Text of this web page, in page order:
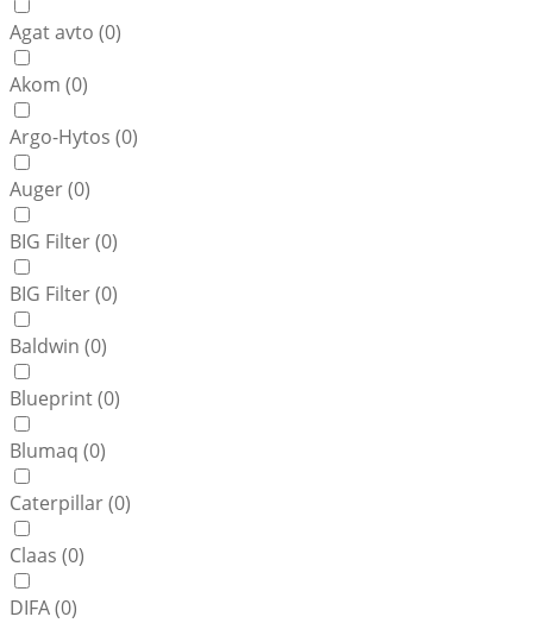
Agat avto (0)
Akom (0)
Argo-Hytos (0)
Auger (0)
BIG Filter (0)
BIG Filter (0)
Baldwin (0)
Blueprint (0)
Blumaq (0)
Caterpillar (0)
Claas (0)
DIFA (0)